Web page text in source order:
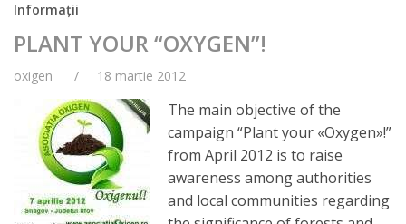
Informații
PLANT YOUR “OXYGEN”!
oxigen 18 martie 2012
The main objective of the
campaign “Plant your «Oxygen»!”
from April 2012 is to raise
awareness among authorities
and local communities regarding